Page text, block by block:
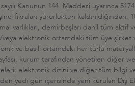
Kanunun 144. Maddesi uyarınca
fıkraları yürürlükten kaldırıldığından,
varlıkları, demirbaşları dahil tüm aktif
veya elektronik ortamdaki tüm üye şirket
ve basılı ortamdaki her türlü
kurum tarafından yönetilen diğer
elektronik dizini ve diğer tüm bilgi
yedi gün içerisinde yeni kurulan Dış